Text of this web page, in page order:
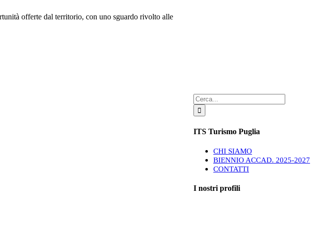
offerte dal territorio, con uno sguardo rivolto alle
Cerca
per:
ITS Turismo Puglia
CHI SIAMO
BIENNIO ACCAD. 2025-2027
CONTATTI
I nostri profili